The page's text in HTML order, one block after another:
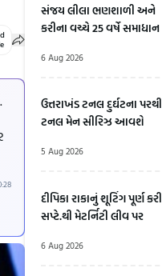
સંજય લીલા ભણશાળી અને
કરીના વચ્ચે 25 વર્ષે સમાધાન
6 Aug 2026
ઉત્તરાખંડ ટનલ દુર્ઘટના પરથી
ટનલ મેન સીરિઝ આવશે
5 Aug 2026
દીપિકા રાકાનું શૂટિંગ પૂર્ણ કરી
સપ્ટે.થી મેટર્નિટી લીવ પર
6 Aug 2026